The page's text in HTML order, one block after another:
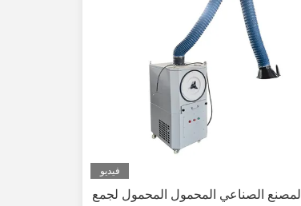
فيديو
المصنع الصناعي المحمول المحمول لجمع